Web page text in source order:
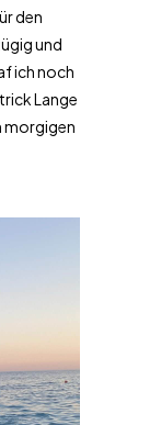
den
und
ich noch
Lange
morgigen